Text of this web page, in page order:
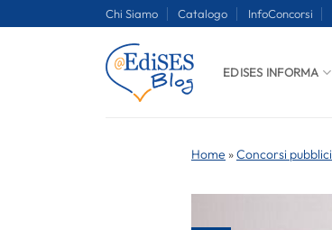
Chi Siamo Catalogo InfoConcorsi
EDISES INFORMA
Home »Concorsi pubblici